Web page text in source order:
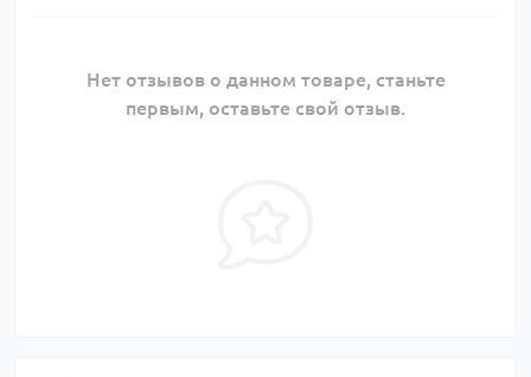
Нет отзывов о данном товаре, станьте
первым, оставьте свой отзыв.